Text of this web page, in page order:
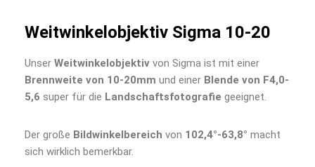
Weitwinkelobjektiv Sigma 10-20
Unser Weitwinkelobjektiv von Sigma ist mit einer
Brennweite von 10-20mm und einer Blende von F4,0-
5,6 super für die Landschaftsfotografie geeignet.
Der große Bildwinkelbereich von 102,4°-63,8° macht
sich wirklich bemerkbar.